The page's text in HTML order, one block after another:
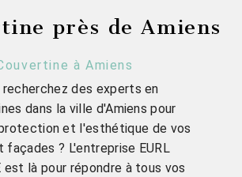
près de Amiens
à Amiens
recherchez des experts en
dans la ville d'Amiens pour
et l'esthétique de vos
façades ? L'entreprise EURL
est là pour répondre à tous vos